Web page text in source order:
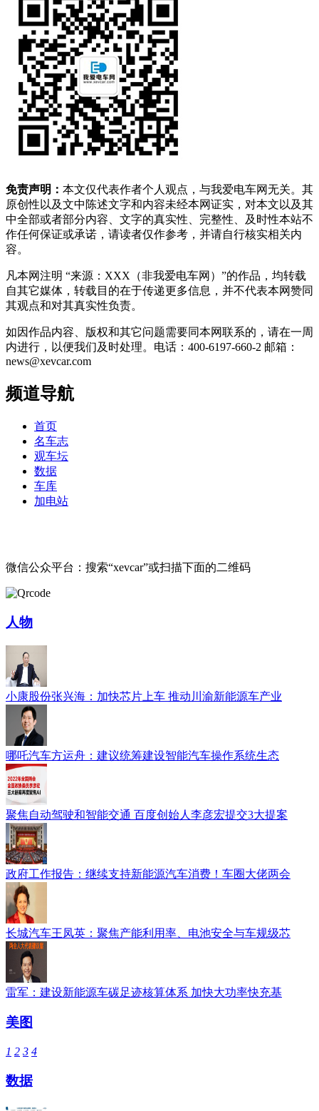
免责声明： 本文仅代表作者个人观点，与我爱电车网无关。其
原创性以及文中陈述文字和内容未经本网证实，对本文以及其
中全部或者部分内容、文字的真实性、完整性、及时性本站不
作任何保证或承诺，请读者仅作参考，并请自行核实相关内
容。
凡本网注明 “来源：XXX（非我爱电车网）”的作品，均转载
自其它媒体，转载目的在于传递更多信息，并不代表本网赞同
其观点和对其真实性负责。
如因作品内容、版权和其它问题需要同本网联系的，请在一周
内进行，以便我们及时处理。电话：400-6197-660-2 邮箱：
news@xevcar.com
频道导航
首页
名车志
观车坛
数据
车库
加电站
微信公众平台：搜索“xevcar”或扫描下面的二维码
人物
小康股份张兴海：加快芯片上车 推动川渝新能源车产业
哪吒汽车方运舟：建议统筹建设智能汽车操作系统生态
聚焦自动驾驶和智能交通 百度创始人李彦宏提交3大提案
政府工作报告：继续支持新能源汽车消费！车圈大佬两会
长城汽车王凤英：聚焦产能利用率、电池安全与车规级芯
雷军：建设新能源车碳足迹核算体系 加快大功率快充基
美图
1 2 3 4
数据